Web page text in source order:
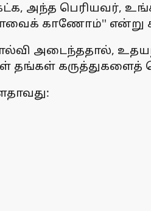
அந்த பெரியவர்,
காணோம்'' என்று
அடைந்ததால்,
தங்கள் கருத்துகளைத்